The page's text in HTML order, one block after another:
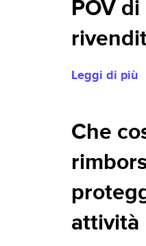
POV
Leggi di più
Che
attività